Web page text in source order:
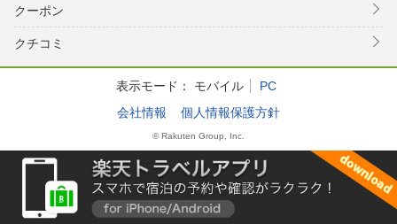
クーポン
クチコミ
表示モード： モバイル
PC
会社情報
個人情報保護方針
© Rakuten Group, Inc.